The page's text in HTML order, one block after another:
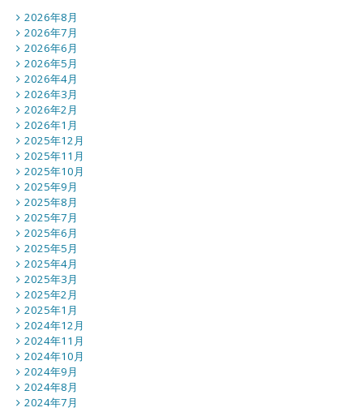
2026年8月
2026年7月
2026年6月
2026年5月
2026年4月
2026年3月
2026年2月
2026年1月
2025年12月
2025年11月
2025年10月
2025年9月
2025年8月
2025年7月
2025年6月
2025年5月
2025年4月
2025年3月
2025年2月
2025年1月
2024年12月
2024年11月
2024年10月
2024年9月
2024年8月
2024年7月